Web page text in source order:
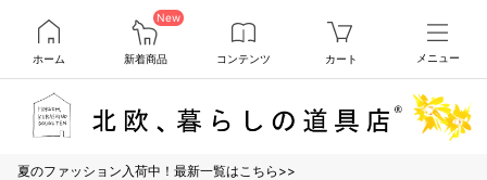
ホーム
New
新着商品 コンテンツ カート メニュー
夏のファッション入荷中！最新一覧はこちら>>